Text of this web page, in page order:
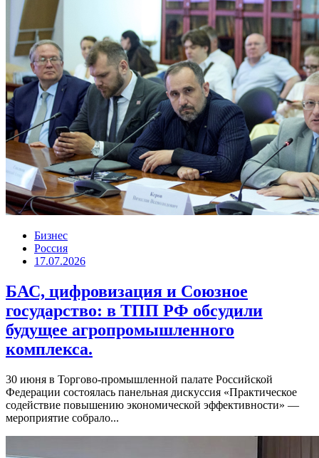
Бизнес
Россия
17.07.2026
БАС, цифровизация и Союзное
государство: в ТПП РФ обсудили
будущее агропромышленного
комплекса.
30 июня в Торгово-промышленной палате Российской
Федерации состоялась панельная дискуссия «Практическое
содействие повышению экономической эффективности» —
мероприятие собрало...